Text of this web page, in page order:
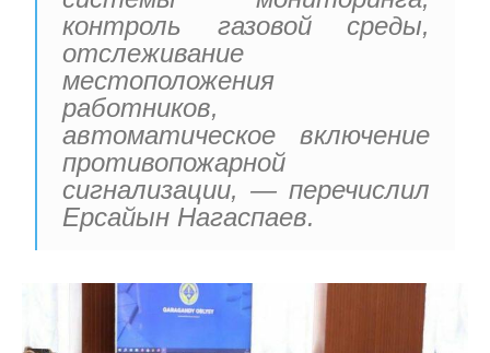
контроль газовой среды,
отслеживание
местоположения
работников,
автоматическое включение
противопожарной
сигнализации, — перечислил
Ерсайын Нагаспаев.